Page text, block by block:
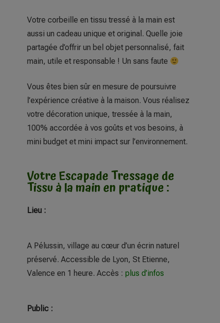
Votre corbeille en tissu tressé à la main est
aussi un cadeau unique et original. Quelle joie
partagée d’offrir un bel objet personnalisé, fait
main, utile et responsable ! Un sans faute
Vous êtes bien sûr en mesure de poursuivre
l’expérience créative à la maison. Vous réalisez
votre décoration unique, tressée à la main,
100% accordée à vos goûts et vos besoins, à
mini budget et mini impact sur l’environnement.
Votre Escapade Tressage de
Tissu à la main en pratique :
Lieu :
A Pélussin, village au cœur d’un écrin naturel
préservé. Accessible de Lyon, St Etienne,
Valence en 1 heure. Accès : plus d’infos
Public :